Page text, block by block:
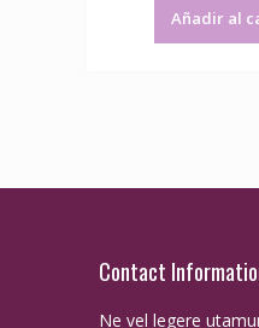
Añadir al
Contact
Ne vel legere